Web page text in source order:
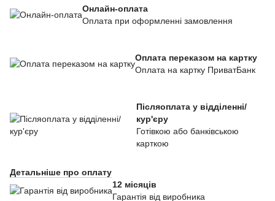
Онлайн-оплата
Оплата при оформленні замовлення
Оплата переказом на картку
Оплата на картку ПриватБанк
Післяоплата у відділенні/
кур'єру
Готівкою або банківською
карткою
Детальніше про оплату
12 місяців
Гарантія від виробника